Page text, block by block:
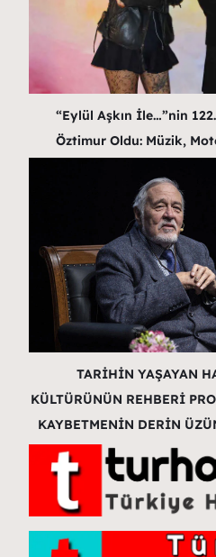
“Eylül Aşkın İle…”nin
Öztimur Oldu: Müzik,
TARİHİN YAŞAYAN
KÜLTÜRÜNÜN REHBERİ
KAYBETMENİN DERİN